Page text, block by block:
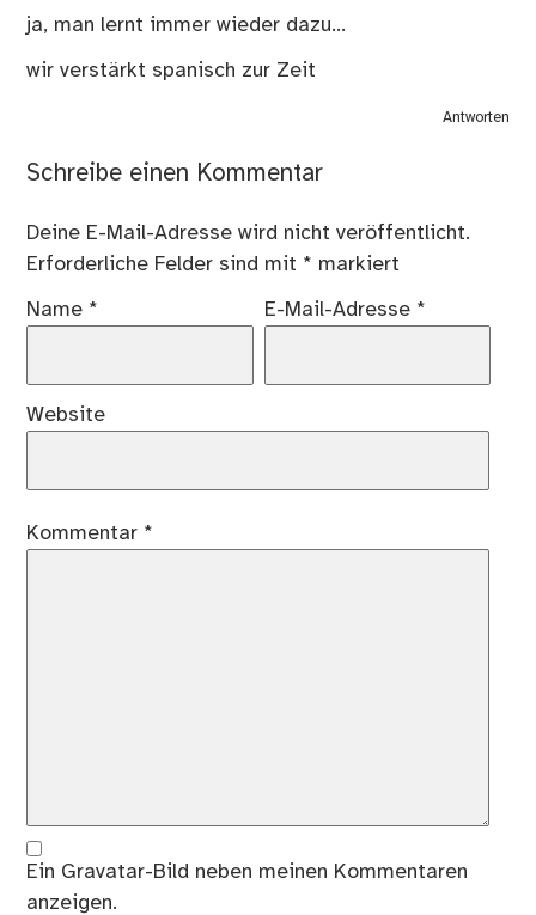
ja, man lernt immer wieder dazu…
wir verstärkt spanisch zur Zeit
Antworten
Schreibe einen Kommentar
Deine E-Mail-Adresse wird nicht veröffentlicht.
Erforderliche Felder sind mit * markiert
Name * E-Mail-Adresse *
Website
Kommentar *
Ein Gravatar-Bild neben meinen Kommentaren
anzeigen.